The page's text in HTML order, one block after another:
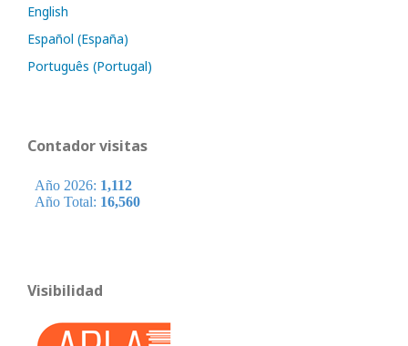
English
Español (España)
Português (Portugal)
Contador visitas
Visibilidad